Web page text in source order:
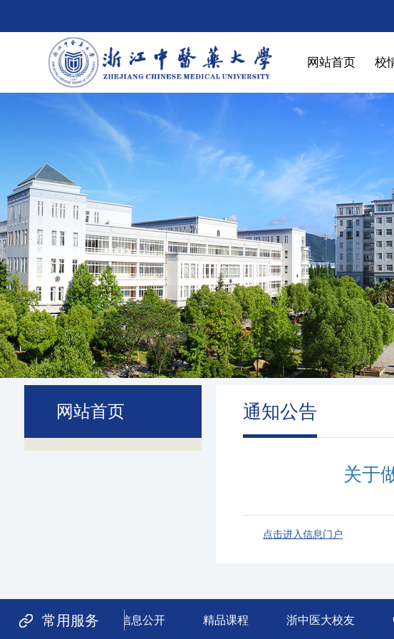
网站首页 校
网站首页 通知公告
关于
点击进入信息门户
常用服务 信息公开 精品课程 浙中医大校友